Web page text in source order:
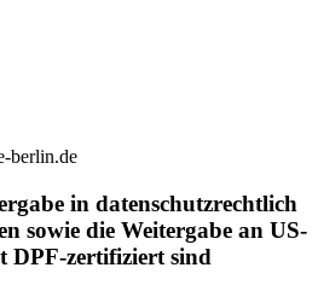
berlin.de
in datenschutzrechtlich
sowie die Weitergabe an US-
DPF-zertifiziert sind